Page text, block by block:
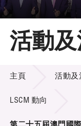
主頁
關於LSCM
技術商品化
項目及資助
活動
活動及消息
主頁 活動及
LSCM 動向